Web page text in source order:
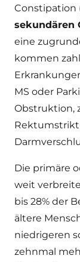
Constipation
sekundären
eine
kommen
MS oder
Obstruktion,
Die primäre
weit
bis 28% der
ältere
niedrigeren
zehnmal